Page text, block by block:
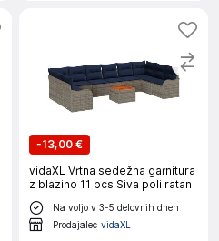
-13,00 €
vidaXL Vrtna sedežna garnitura
z blazino 11 pcs Siva poli ratan
Na voljo v 3-5 delovnih dneh
Prodajalec vidaXL